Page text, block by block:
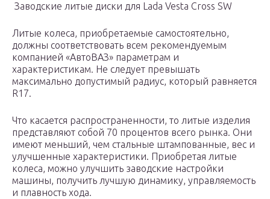
Заводские литые диски для Lada Vesta Cross SW
Литые колеса, приобретаемые самостоятельно,
должны соответствовать всем рекомендуемым
компанией «АвтоВАЗ» параметрам и
характеристикам. Не следует превышать
максимально допустимый радиус, который равняется
R17.
Что касается распространенности, то литые изделия
представляют собой 70 процентов всего рынка. Они
имеют меньший, чем стальные штампованные, вес и
улучшенные характеристики. Приобретая литые
колеса, можно улучшить заводские настройки
машины, получить лучшую динамику, управляемость
и плавность хода.